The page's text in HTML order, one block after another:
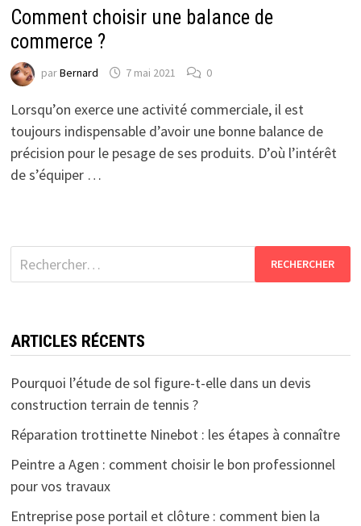
Comment choisir une balance de
commerce ?
parBernard 7 mai 2021 0
Lorsqu’on exerce une activité commerciale, il est
toujours indispensable d’avoir une bonne balance de
précision pour le pesage de ses produits. D’où l’intérêt
de s’équiper …
Rechercher :
ARTICLES RÉCENTS
Pourquoi l’étude de sol figure-t-elle dans un devis
construction terrain de tennis ?
Réparation trottinette Ninebot : les étapes à connaître
Peintre a Agen : comment choisir le bon professionnel
pour vos travaux
Entreprise pose portail et clôture : comment bien la